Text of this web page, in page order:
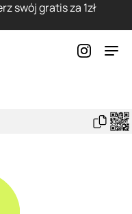
swój gratis za 1zł